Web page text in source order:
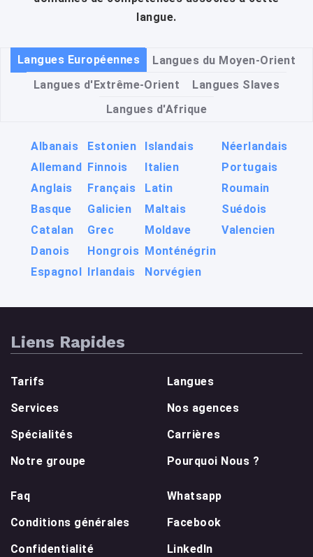
langue.
Langues Européennes
Langues du Moyen-Orient
Langues d'Extrême-Orient
Langues Slaves
Langues d'Afrique
Albanais
Allemand
Anglais
Basque
Catalan
Danois
Espagnol
Estonien
Finnois
Français
Galicien
Grec
Hongrois
Irlandais
Islandais
Italien
Latin
Maltais
Moldave
Monténégrin
Norvégien
Néerlandais
Portugais
Roumain
Suédois
Valencien
Liens Rapides
Tarifs
Services
Spécialités
Notre groupe
Langues
Nos agences
Carrières
Pourquoi Nous ?
Faq
Conditions générales
Confidentialité
Whatsapp
Facebook
LinkedIn